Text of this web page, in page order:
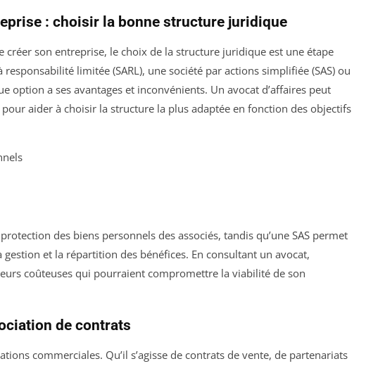
: choisir la bonne structure juridique
créer son entreprise, le choix de la structure juridique est une étape
responsabilité limitée (SARL), une société par actions simplifiée (SAS) ou
option a ses avantages et inconvénients. Un avocat d’affaires peut
aider à choisir la structure la plus adaptée en fonction des objectifs
des biens personnels des associés, tandis qu’une SAS permet
et la répartition des bénéfices. En consultant un avocat,
coûteuses qui pourraient compromettre la viabilité de son
de contrats
commerciales. Qu’il s’agisse de contrats de vente, de partenariats